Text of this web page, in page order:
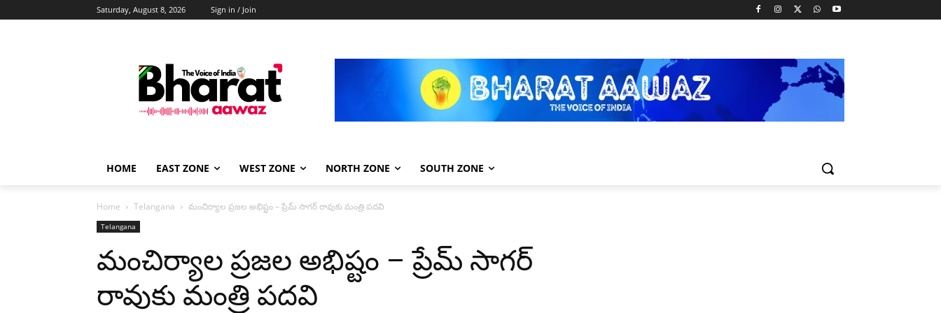
Saturday, August 8, 2026 Sign in / Join
HOME EAST ZONE WEST ZONE NORTH ZONE SOUTH ZONE
Home Telangana మంచిర్యాల ప్రజల అభిష్టం – ప్రేమ్ సాగర్ రావుకు మంత్రి పదవి
Telangana
మంచిర్యాల ప్రజల అభిష్టం – ప్రేమ్ సాగర్
రావుకు మంత్రి పదవి